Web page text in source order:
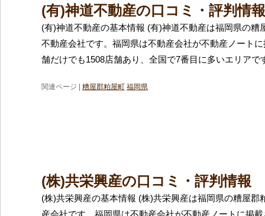
(有)神道不動産の口コミ・評判情報
(有)神道不動産の基本情報 (有)神道不動産は福岡県の糟
不動産会社です。福岡県は不動産会社が不動産ノート
舗だけでも1508店舗あり、全国で7番目に多いエリアで
関連ページ | 糟屋郡粕屋町 福岡県
(株)共栄興産の口コミ・評判情報
(株)共栄興産の基本情報 (株)共栄興産は福岡県の糟屋郡
産会社です。福岡県は不動産会社が不動産ノートに掲